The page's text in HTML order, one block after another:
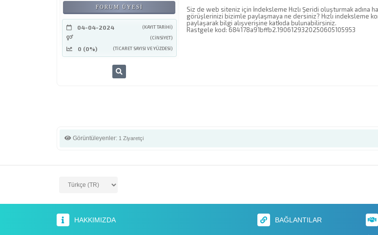
FORUM ÜYESI
04-04-2024
(KAYIT TARIHI)
(CINSIYET)
0 (0%) (TICARET SAYISI VE YÜZDESI)
Siz de web siteniz için İndeksleme Hızlı Şeridi oluşturmak
görüşlerinizi bizimle paylaşmaya ne dersiniz? Hızlı indeksleme
paylaşarak bilgi alışverişine katkıda bulunabilirsiniz.
Rastgele kod: 684178a91bffb2.1906129320250605105953
Görüntüleyenler: 1 Ziyaretçi
HAKKIMIZDA BAĞLANTILAR